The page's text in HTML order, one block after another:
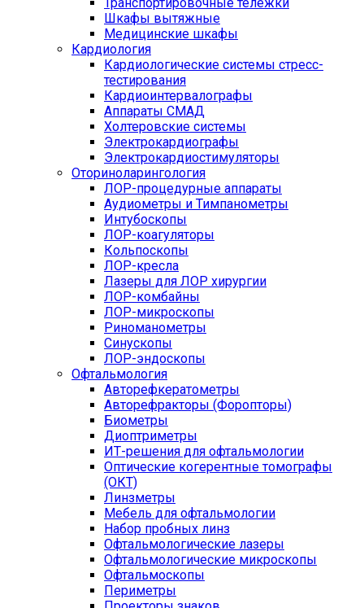
Шкафы вытяжные
Медицинские шкафы
Кардиология
Кардиологические системы стресс-
тестирования
Кардиоинтервалографы
Аппараты СМАД
Холтеровские системы
Электрокардиографы
Электрокардиостимуляторы
Оториноларингология
ЛОР-процедурные аппараты
Аудиометры и Тимпанометры
Интубоскопы
ЛОР-коагуляторы
Кольпоскопы
ЛОР-кресла
Лазеры для ЛОР хирургии
ЛОР-комбайны
ЛОР-микроскопы
Риноманометры
Синускопы
ЛОР-эндоскопы
Офтальмология
Авторефкератометры
Авторефракторы (Форопторы)
Биометры
Диоптриметры
ИТ-решения для офтальмологии
Оптические когерентные томографы
(ОКТ)
Линзметры
Мебель для офтальмологии
Набор пробных линз
Офтальмологические лазеры
Офтальмологические микроскопы
Офтальмоскопы
Периметры